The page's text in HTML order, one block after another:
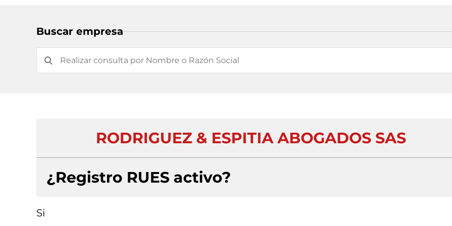
Buscar empresa
RODRIGUEZ & ESPITIA ABOGADOS SAS
¿Registro RUES activo?
Si